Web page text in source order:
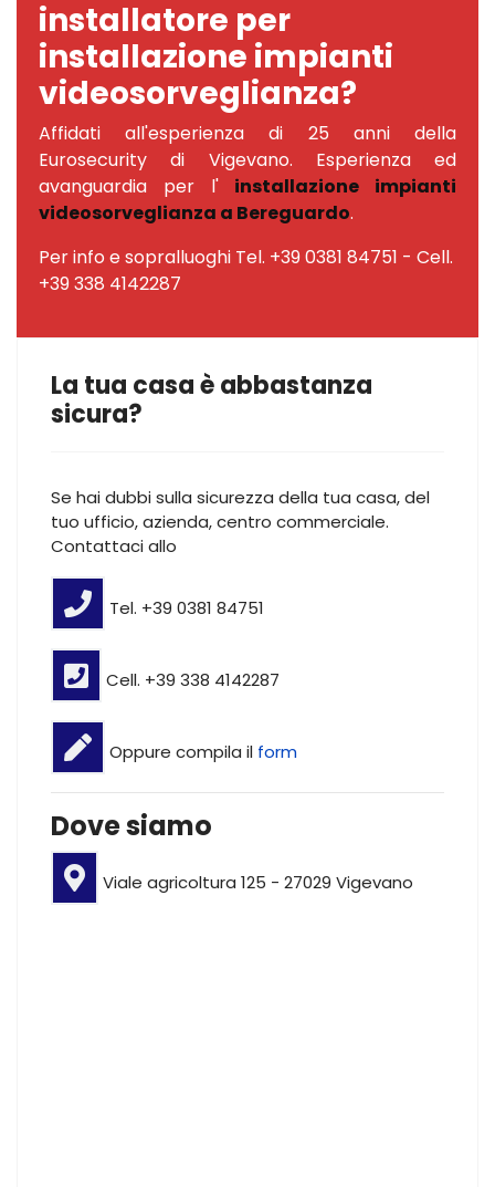
installatore per
installazione impianti
videosorveglianza?
Affidati all'esperienza di 25 anni della
Eurosecurity di Vigevano. Esperienza ed
avanguardia per l' installazione impianti
videosorveglianza a Bereguardo.
Per info e sopralluoghi Tel. +39 0381 84751 - Cell.
+39 338 4142287
La tua casa è abbastanza
sicura?
Se hai dubbi sulla sicurezza della tua casa, del
tuo ufficio, azienda, centro commerciale.
Contattaci allo
Tel. +39 0381 84751
Cell. +39 338 4142287
Oppure compila il form
Dove siamo
Viale agricoltura 125 - 27029 Vigevano